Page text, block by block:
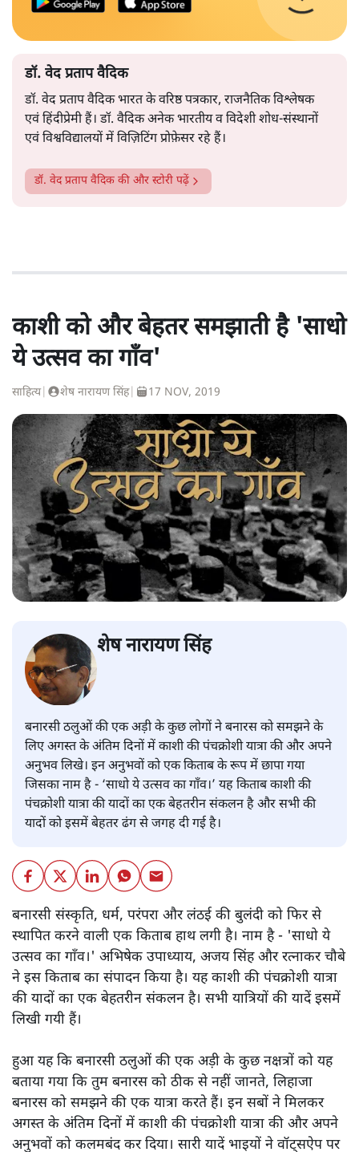
डॉ. वेद प्रताप वैदिक
डॉ. वेद प्रताप वैदिक भारत के वरिष्ठ पत्रकार, राजनैतिक विश्लेषक
एवं हिंदीप्रेमी हैं। डॉ. वैदिक अनेक भारतीय व विदेशी शोध-संस्थानों
एवं विश्वविद्यालयों में विज़िटिंग प्रोफ़ेसर रहे हैं।
डॉ. वेद प्रताप वैदिक की और स्टोरी पढ़ें
काशी को और बेहतर समझाती है 'साधो
ये उत्सव का गाँव'
साहित्य| शेष नारायण सिंह| 17 NOV, 2019
शेष नारायण सिंह
बनारसी ठलुओं की एक अड़ी के कुछ लोगों ने बनारस को समझने के
लिए अगस्त के अंतिम दिनों में काशी की पंचक्रोशी यात्रा की और अपने
अनुभव लिखे। इन अनुभवों को एक किताब के रूप में छापा गया
जिसका नाम है - ‘साधो ये उत्सव का गाँव।’ यह किताब काशी की
पंचक्रोशी यात्रा की यादों का एक बेहतरीन संकलन है और सभी की
यादों को इसमें बेहतर ढंग से जगह दी गई है।
बनारसी संस्कृति, धर्म, परंपरा और लंठई की बुलंदी को फिर से
स्थापित करने वाली एक किताब हाथ लगी है। नाम है - 'साधो ये
उत्सव का गाँव।' अभिषेक उपाध्याय, अजय सिंह और रत्नाकर चौबे
ने इस किताब का संपादन किया है। यह काशी की पंचक्रोशी यात्रा
की यादों का एक बेहतरीन संकलन है। सभी यात्रियों की यादें इसमें
लिखी गयी हैं।
हुआ यह कि बनारसी ठलुओं की एक अड़ी के कुछ नक्षत्रों को यह
बताया गया कि तुम बनारस को ठीक से नहीं जानते, लिहाजा
बनारस को समझने की एक यात्रा करते हैं। इन सबों ने मिलकर
अगस्त के अंतिम दिनों में काशी की पंचक्रोशी यात्रा की और अपने
अनुभवों को कलमबंद कर दिया। सारी यादें भाइयों ने वॉट्सऐप पर